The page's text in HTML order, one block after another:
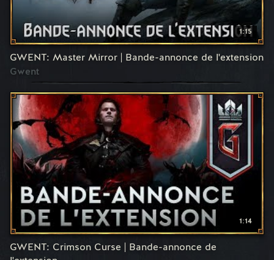
1:15
GWENT: Master Mirror | Bande-annonce de l'extension
Gwent
1:14
GWENT: Crimson Curse | Bande-annonce de